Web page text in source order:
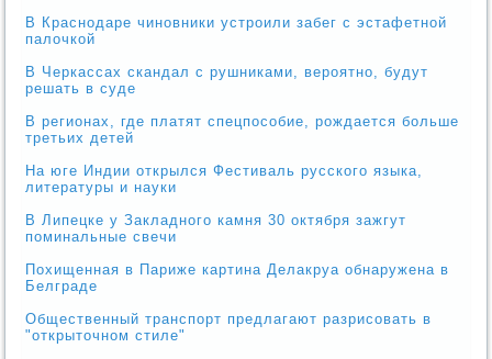
В Краснодаре чиновники устроили забег с эстафетной
палочкой
В Черкассах скандал с рушниками, вероятно, будут
решать в суде
В регионах, где платят спецпособие, рождается больше
третьих детей
На юге Индии открылся Фестиваль русского языка,
литературы и науки
В Липецке у Закладного камня 30 октября зажгут
поминальные свечи
Похищенная в Париже картина Делакруа обнаружена в
Белграде
Общественный транспорт предлагают разрисовать в
"открыточном стиле"